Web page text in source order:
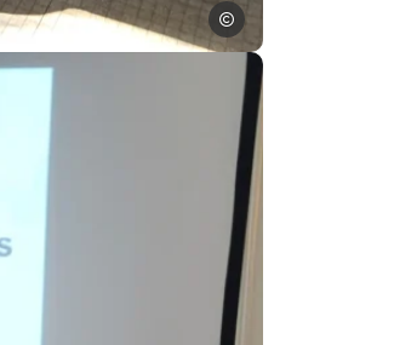
VVF à Coucy dans les Ardennes, © ADTA
ADTA